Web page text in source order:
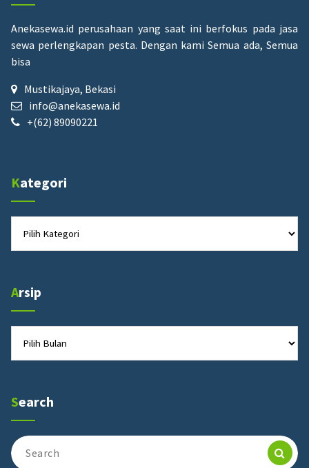
Anekasewa.id perusahaan yang saat ini berfokus pada jasa
sewa perlengkapan pesta. Dengan kami Semua ada, Semua
bisa
Mustikajaya, Bekasi
info@anekasewa.id
+(62) 89090221
Kategori
Arsip
Search
Search
for: